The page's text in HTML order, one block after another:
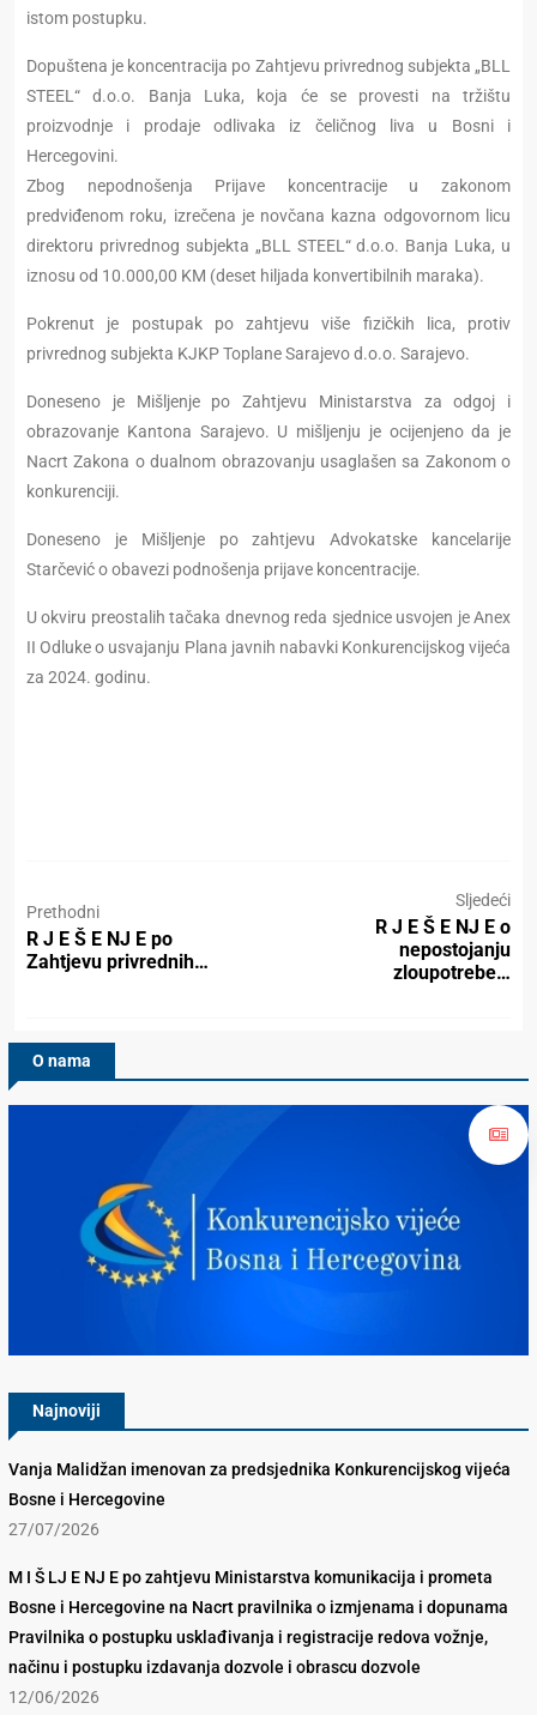
istom postupku.
Dopuštena je koncentracija po Zahtjevu privrednog subjekta „BLL
STEEL“ d.o.o. Banja Luka, koja će se provesti na tržištu
proizvodnje i prodaje odlivaka iz čeličnog liva u Bosni i
Hercegovini.
Zbog nepodnošenja Prijave koncentracije u zakonom
predviđenom roku, izrečena je novčana kazna odgovornom licu
direktoru privrednog subjekta „BLL STEEL“ d.o.o. Banja Luka, u
iznosu od 10.000,00 KM (deset hiljada konvertibilnih maraka).
Pokrenut je postupak po zahtjevu više fizičkih lica, protiv
privrednog subjekta KJKP Toplane Sarajevo d.o.o. Sarajevo.
Doneseno je Mišljenje po Zahtjevu Ministarstva za odgoj i
obrazovanje Kantona Sarajevo. U mišljenju je ocijenjeno da je
Nacrt Zakona o dualnom obrazovanju usaglašen sa Zakonom o
konkurenciji.
Doneseno je Mišljenje po zahtjevu Advokatske kancelarije
Starčević o obavezi podnošenja prijave koncentracije.
U okviru preostalih tačaka dnevnog reda sjednice usvojen je Anex
II Odluke o usvajanju Plana javnih nabavki Konkurencijskog vijeća
za 2024. godinu.
Prethodni
R J E Š E NJ E po
Zahtjevu privrednih…
Sljedeći
R J E Š E NJ E o
nepostojanju
zloupotrebe…
O nama
Najnoviji
Vanja Malidžan imenovan za predsjednika Konkurencijskog vijeća
Bosne i Hercegovine
27/07/2026
M I Š LJ E NJ E po zahtjevu Ministarstva komunikacija i prometa
Bosne i Hercegovine na Nacrt pravilnika o izmjenama i dopunama
Pravilnika o postupku usklađivanja i registracije redova vožnje,
načinu i postupku izdavanja dozvole i obrascu dozvole
12/06/2026